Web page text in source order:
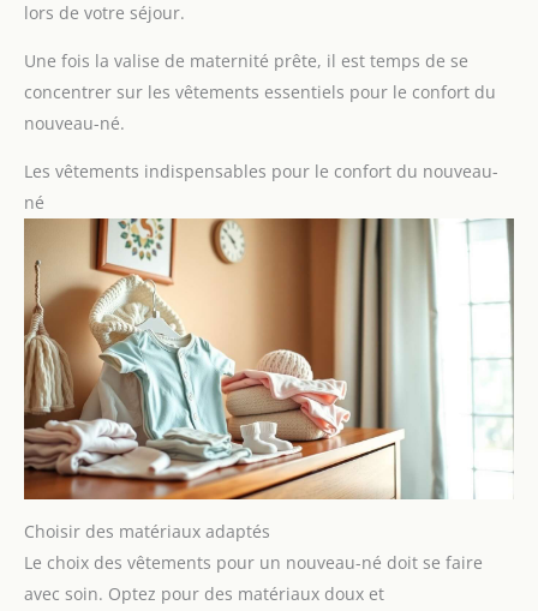
lors de votre séjour.
Une fois la valise de maternité prête, il est temps de se
concentrer sur les vêtements essentiels pour le confort du
nouveau-né.
Les vêtements indispensables pour le confort du nouveau-
né
Choisir des matériaux adaptés
Le choix des vêtements pour un nouveau-né doit se faire
avec soin. Optez pour des matériaux doux et